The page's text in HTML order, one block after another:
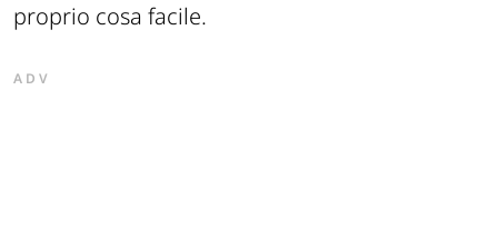
proprio cosa facile.
ADV